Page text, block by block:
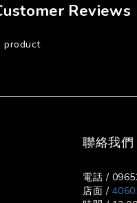
Reviews
product
聯絡我們
電話 /
店面 /